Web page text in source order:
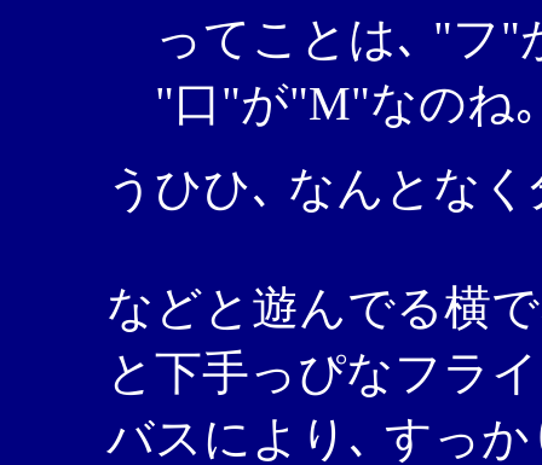
ってことは､ "フ
"口"が"M"なのね｡
うひひ､ なんとな
などと遊んでる横
と下手っぴなフラ
バスにより､ すっ